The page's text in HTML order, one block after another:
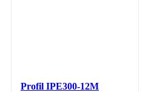
Profil IPE300-12M